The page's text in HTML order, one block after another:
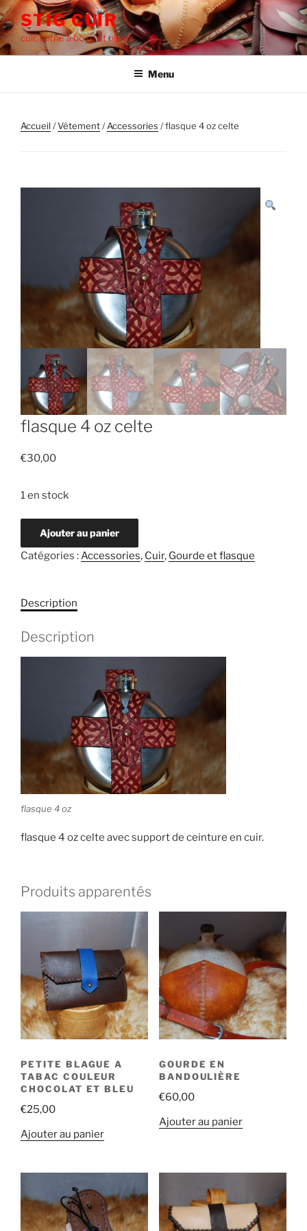
Aller
au
contenu
principal
STIG CUIR
cuir, corne à boire et bijoux
Menu
Accueil/‎Vêtement/Accessories / flasque 4 oz celte
flasque 4 oz celte
€30,00
1 en stock
Ajouter au panier
Catégories :Accessories, Cuir, Gourde et flasque
Description
Description
flasque 4 oz
flasque 4 oz celte avec support de ceinture en cuir.
Produits apparentés
PETITE BLAGUE A
TABAC COULEUR
CHOCOLAT ET BLEU
€25,00
Ajouter au panier
GOURDE EN
BANDOULIÈRE
€60,00
Ajouter au panier